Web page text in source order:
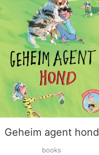
Geheim agent hond
books